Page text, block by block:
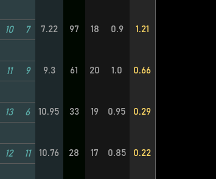
10 7 7.22 97 18 0.9 1.21
11 9 9.3 61 20 1.0 0.66
13 6 10.95 33 19 0.95 0.29
12 11 10.76 28 17 0.85 0.22